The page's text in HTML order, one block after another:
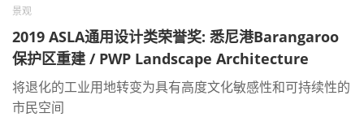
景观
2019 ASLA通用设计类荣誉奖: 悉尼港Barangaroo
保护区重建 / PWP Landscape Architecture
将退化的工业用地转变为具有高度文化敏感性和可持续性的
市民空间